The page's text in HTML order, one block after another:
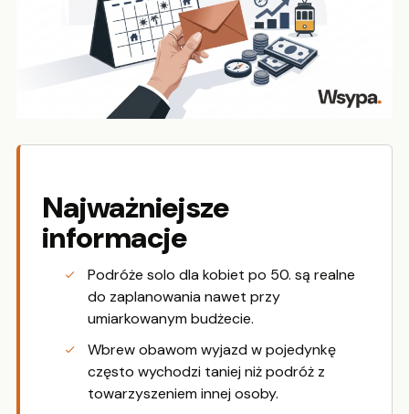
Najważniejsze
informacje
Podróże solo dla kobiet po 50. są realne
do zaplanowania nawet przy
umiarkowanym budżecie.
Wbrew obawom wyjazd w pojedynkę
często wychodzi taniej niż podróż z
towarzyszeniem innej osoby.